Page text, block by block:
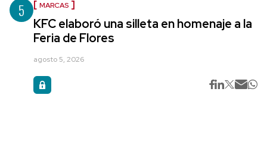
5 MARCAS
KFC elaboró una silleta en homenaje a la
Feria de Flores
agosto 5, 2026